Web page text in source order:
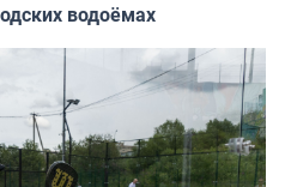
водоёмах